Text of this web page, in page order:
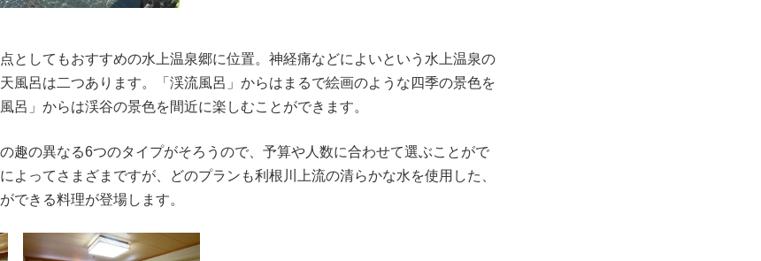
としてもおすすめの水上温泉郷に位置。神経痛などによいという水上温泉の
風呂は二つあります。「渓流風呂」からはまるで絵画のような四季の景色を
呂」からは渓谷の景色を間近に楽しむことができます。
趣の異なる6つのタイプがそろうので、予算や人数に合わせて選ぶことがで
よってさまざまですが、どのプランも利根川上流の清らかな水を使用した、
できる料理が登場します。